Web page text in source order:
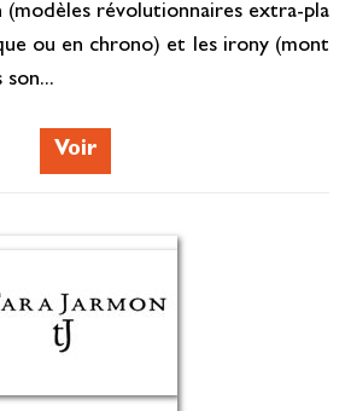
(modèles révolutionnaires extra-pla
ou en chrono) et les irony (mont
Voir